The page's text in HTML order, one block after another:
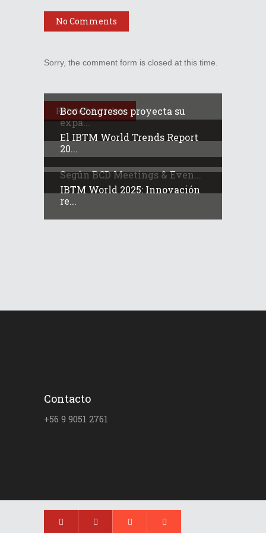
No Comments
Sorry, the comment form is closed at this time.
Related Articles
Bco Congresos proyecta su
expa...
El IBTM World Trends Report
20...
Según BCD Meetings & Even...
IBTM World 2025: Innovación
re...
Contacto
+56 9 9051 2761